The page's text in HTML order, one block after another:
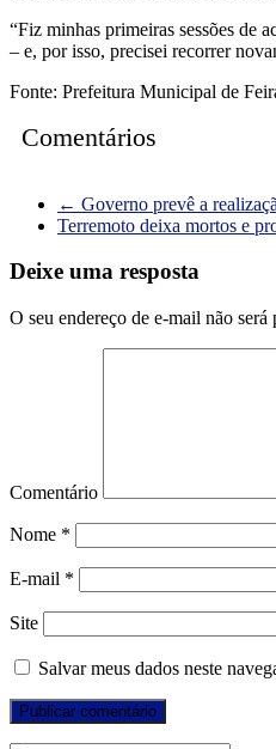
“Fiz minhas primeiras sessões de
– e, por isso, precisei recorrer
Fonte: Prefeitura Municipal de
Comentários
← Governo prevê a
Terremoto deixa mortos e
Deixe uma resposta
O seu endereço de e-mail não será
Comentário
Nome *
E-mail *
Site
Salvar meus dados neste